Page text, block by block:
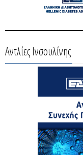
Αντλίες Ινσουλίνης